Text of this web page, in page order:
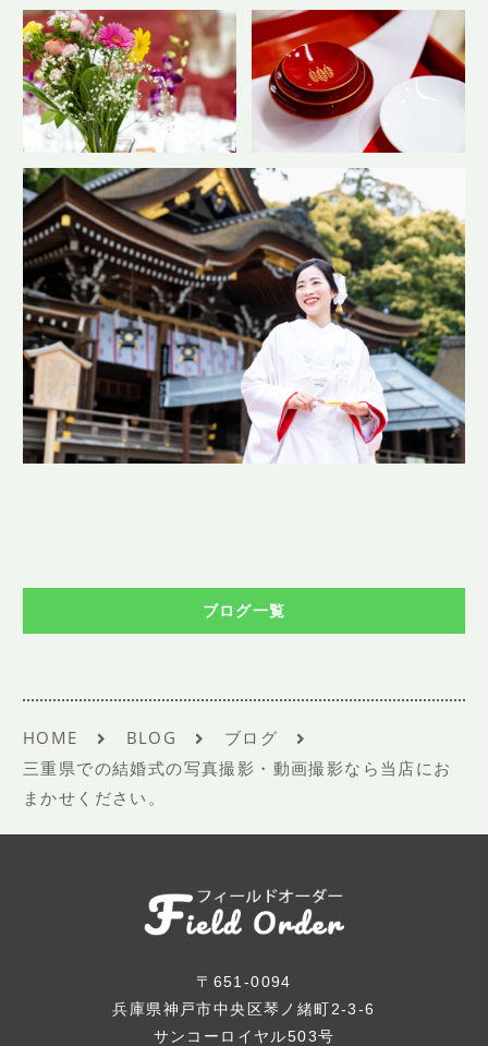
ブログ一覧
HOME BLOG
ブログ
三重県での結婚式の写真撮影・動画撮影なら当店にお
まかせください。
〒651-0094
兵庫県神戸市中央区琴ノ緒町2-3-6
サンコーロイヤル503号